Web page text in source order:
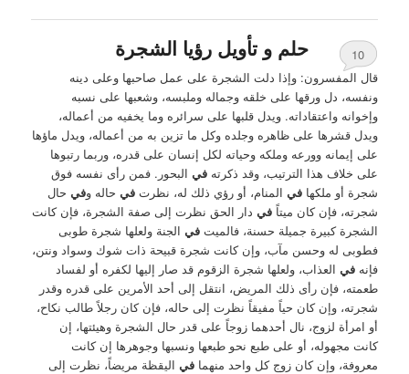
حلم و تأويل رؤيا الشجرة
10
قال المفسرون: وإذا دلت الشجرة على عمل صاحبها وعلى دينه
ونفسه، دل ورقها على خلقه وجماله وملبسه، وشعبها على نسبه
وإخوانه واعتقاداته. ويدل قلبها على سرائره وما يخفيه من أعماله،
ويدل قشرها على ظاهره وجلده وكل ما تزين به من أعماله، ويدل ماؤها
على إيمانه وورعه وملكه وحياته لكل إنسان على قدره، وربما رتبوها
على خلاف هذا الترتيب، وقد ذكرتهفي البحور. فمن رأى نفسه فوق
شجرة أو ملكهافي المنام، أو رؤي ذلك له، نظرتفي حاله وفي حال
شجرته، فإن كان ميتاًفي دار الحق نظرت إلى صفة الشجرة، فإن كانت
الشجرة كبيرة جميلة حسنة، فالميتفي الجنة ولعلها شجرة طوبى
فطوبى له وحسن مآب، وإن كانت شجرة قبيحة ذات شوك وسواد ونتن،
فإنهفي العذاب، ولعلها شجرة الزقوم قد صار إليها لكفره أو لفساد
طعمته، فإن رأى ذلك المريض، انتقل إلى أحد الأمرين على قدره وقدر
شجرته، وإن كان حياً مفيقاً نظرت إلى حاله، فإن كان رجلاً طالب نكاح،
أو امرأة لزوج، نال أحدهما زوجاً على قدر حال الشجرة وهيئتها، إن
كانت مجهوله، أو على طبع نحو طبعها ونسبها وجوهرها إن كانت
معروفة، وإن كان زوج كل واحد منهمافي اليقظة مريضاً، نظرت إلى